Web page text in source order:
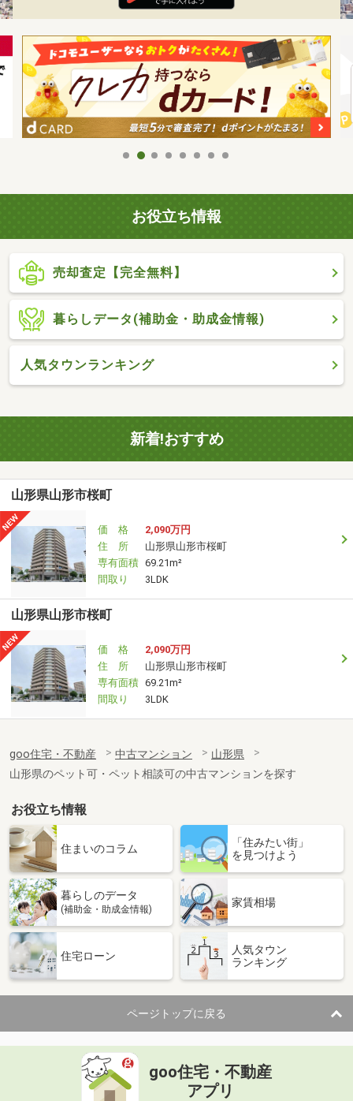
お役立ち情報
売却査定【完全無料】
暮らしデータ(補助金・助成金情報)
人気タウンランキング
新着!おすすめ
山形県山形市桜町
価 格
2,090万円
住 所
山形県山形市桜町
専有面積 69.21m²
間取り
3LDK
山形県山形市桜町
価 格
2,090万円
住 所
山形県山形市桜町
専有面積 69.21m²
間取り
3LDK
goo住宅・不動産 中古マンション
山形県
山形県のペット可・ペット相談可の中古マンションを探す
お役立ち情報
住まいのコラム
「住みたい街」
を見つけよう
暮らしのデータ
(補助金・助成金情報)
家賃相場
住宅ローン
人気タウン
ランキング
ページトップに戻る
goo住宅・不動産
アプリ